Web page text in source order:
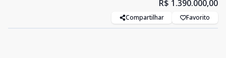
R$ 1.390.000,00
Compartilhar Favorito